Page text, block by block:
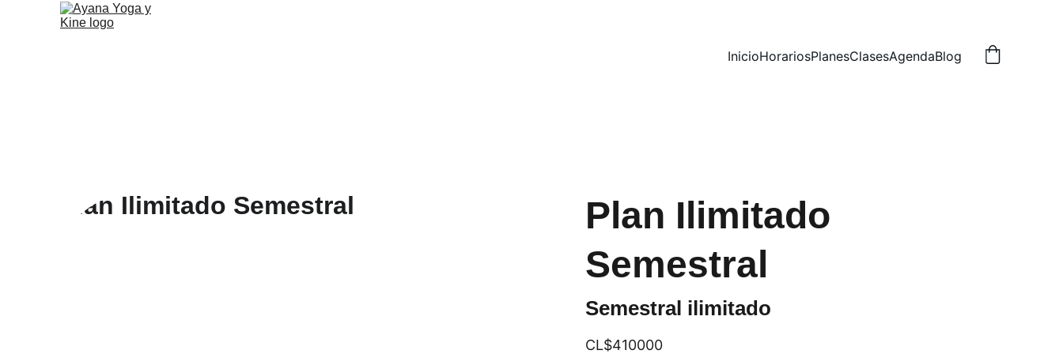
InicioHorariosPlanesClasesAgendaBlog
Plan Ilimitado
Semestral
Semestral ilimitado
CL$410000